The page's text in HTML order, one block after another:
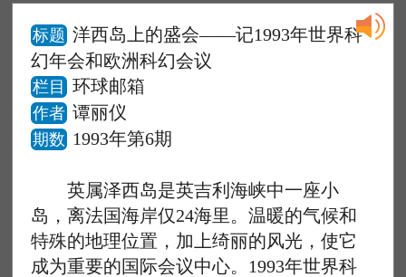
标题 洋西岛上的盛会——记1993年世界科
幻年会和欧洲科幻会议
栏目 环球邮箱
作者 谭丽仪
期数 1993年第6期
英属泽西岛是英吉利海峡中一座小
岛，离法国海岸仅24海里。温暖的气候和
特殊的地理位置，加上绮丽的风光，使它
成为重要的国际会议中心。1993年世界科